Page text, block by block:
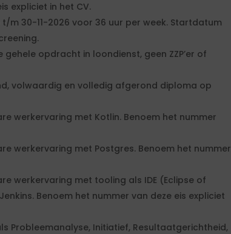
expliciet in het CV.
m 30-11-2026 voor 36 uur per week. Startdatum
gehele opdracht in loondienst, geen ZZP’er of
volwaardig en volledig afgerond diploma op
werkervaring met Kotlin. Benoem het nummer
werkervaring met Postgres. Benoem het nummer
werkervaring met tooling als IDE (Eclipse of
Benoem het nummer van deze eis expliciet
Probleemanalyse, Initiatief, Resultaatgerichtheid,